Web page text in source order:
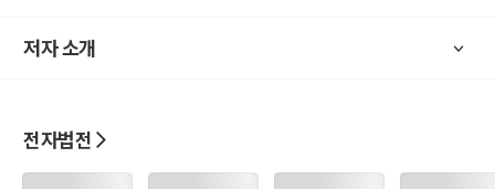
법을 공부하는 모든 이들에게 도움이 될 것으로 기대합니다.
저자 소개
전자법전